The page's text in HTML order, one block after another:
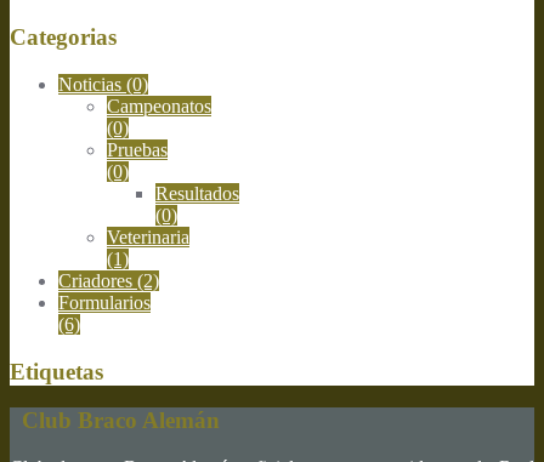
Categorias
Noticias (0)
Campeonatos
(0)
Pruebas
(0)
Resultados
(0)
Veterinaria
(1)
Criadores (2)
Formularios
(6)
Etiquetas
Club Braco Alemán